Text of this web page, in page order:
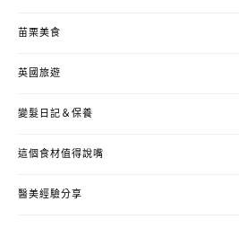
苗栗美食
英國旅遊
變髮日記＆保養
這個食材值得說嘴
醫美經驗分享